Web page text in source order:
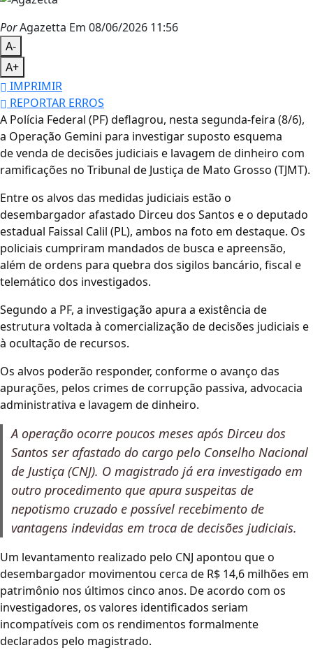
PorAgazetta Em 08/06/2026 11:56
A-
A+
IMPRIMIR
REPORTAR ERROS
A Polícia Federal (PF) deflagrou, nesta segunda-feira (8/6),
a Operação Gemini para investigar suposto esquema
de venda de decisões judiciais e lavagem de dinheiro com
ramificações no Tribunal de Justiça de Mato Grosso (TJMT).
Entre os alvos das medidas judiciais estão o
desembargador afastado Dirceu dos Santos e o deputado
estadual Faissal Calil (PL), ambos na foto em destaque. Os
policiais cumpriram mandados de busca e apreensão,
além de ordens para quebra dos sigilos bancário, fiscal e
telemático dos investigados.
Segundo a PF, a investigação apura a existência de
estrutura voltada à comercialização de decisões judiciais e
à ocultação de recursos.
Os alvos poderão responder, conforme o avanço das
apurações, pelos crimes de corrupção passiva, advocacia
administrativa e lavagem de dinheiro.
A operação ocorre poucos meses após Dirceu dos
Santos ser afastado do cargo pelo Conselho Nacional
de Justiça (CNJ). O magistrado já era investigado em
outro procedimento que apura suspeitas de
nepotismo cruzado e possível recebimento de
vantagens indevidas em troca de decisões judiciais.
Um levantamento realizado pelo CNJ apontou que o
desembargador movimentou cerca de R$ 14,6 milhões em
patrimônio nos últimos cinco anos. De acordo com os
investigadores, os valores identificados seriam
incompatíveis com os rendimentos formalmente
declarados pelo magistrado.